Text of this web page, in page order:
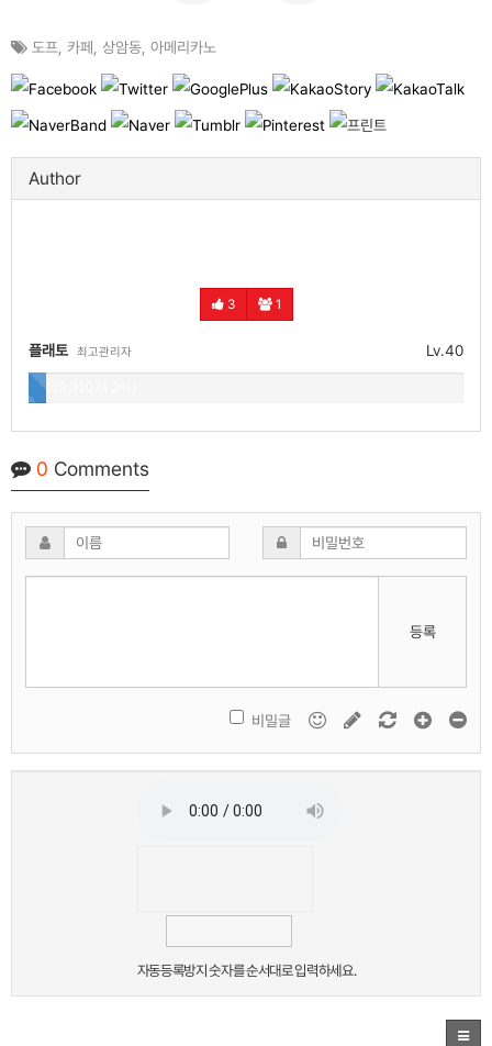
도프 카페 상암동 아메리카노
Author
3 1
Lv.40
플래토 최고관리자
113,310 (4.2%)
0 Comments
등록
비밀글
자동등록방지 숫자를 순서대로 입력하세요.